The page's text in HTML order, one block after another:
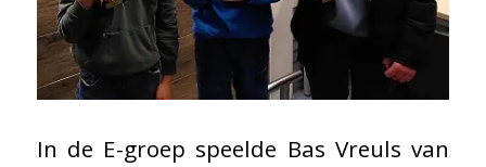
In de E-groep speelde Bas Vreuls van